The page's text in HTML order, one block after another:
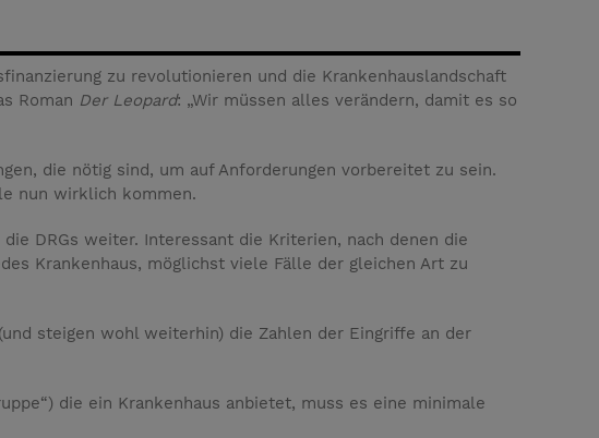
zu revolutionieren und die Krankenhauslandschaft
Roman Der Leopard: „Wir müssen alles verändern, damit es so
die nötig sind, um auf Anforderungen vorbereitet zu sein.
nun wirklich kommen.
DRGs weiter. Interessant die Kriterien, nach denen die
Krankenhaus, möglichst viele Fälle der gleichen Art zu
steigen wohl weiterhin) die Zahlen der Eingriffe an der
die ein Krankenhaus anbietet, muss es eine minimale